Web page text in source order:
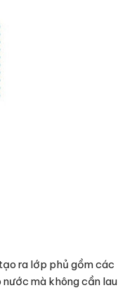
ra lớp phủ gồm các
mà không cần lau